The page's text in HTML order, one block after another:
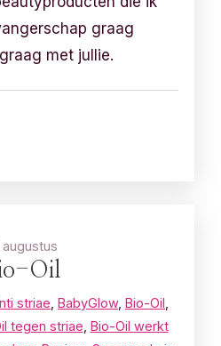
graag
met jullie.
augustus
Oil
striae BabyGlow, Bio-Oil
tegen striae Bio-Oil werkt